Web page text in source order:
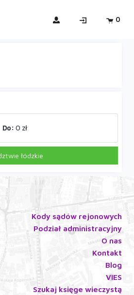
0
Do: 0 zł
łódzkie
Kody sądów rejonowych
Podział administracyjny
O nas
Kontakt
Blog
VIES
Szukaj księge wieczystą